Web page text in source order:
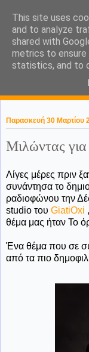
KaPa.
without
Παρασκευή 30 Μαρτίου
Μιλώντας
Λίγες μέρες πριν
συνάντησα το
ραδιοφώνου την
studio του GiatiOxi
θέμα μας ήταν Το
Ένα θέμα που σε
από τα πιο
This site uses
and to analyze
shared with
metrics to ensure
statistics, and to